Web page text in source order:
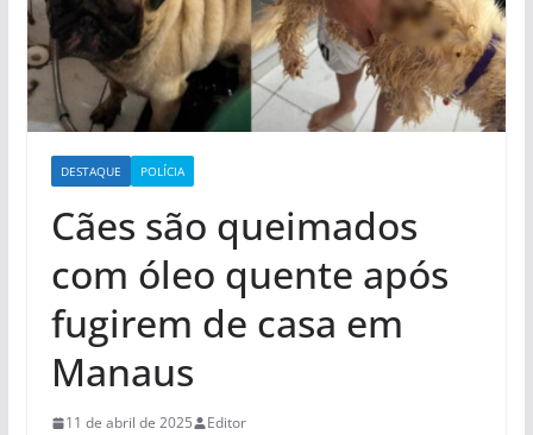
DESTAQUE POLÍCIA
Cães são queimados
com óleo quente após
fugirem de casa em
Manaus
11 de abril de 2025 Editor